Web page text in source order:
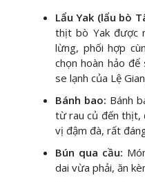
Lẩu Yak (lẩu bò
thịt bò Yak được
lừng, phối hợp
chọn hoàn hảo
se lạnh của Lệ
Bánh bao: Bánh
từ rau củ đến thịt,
vị đậm đà, rất
Bún qua cầu:
dai vừa phải, ăn